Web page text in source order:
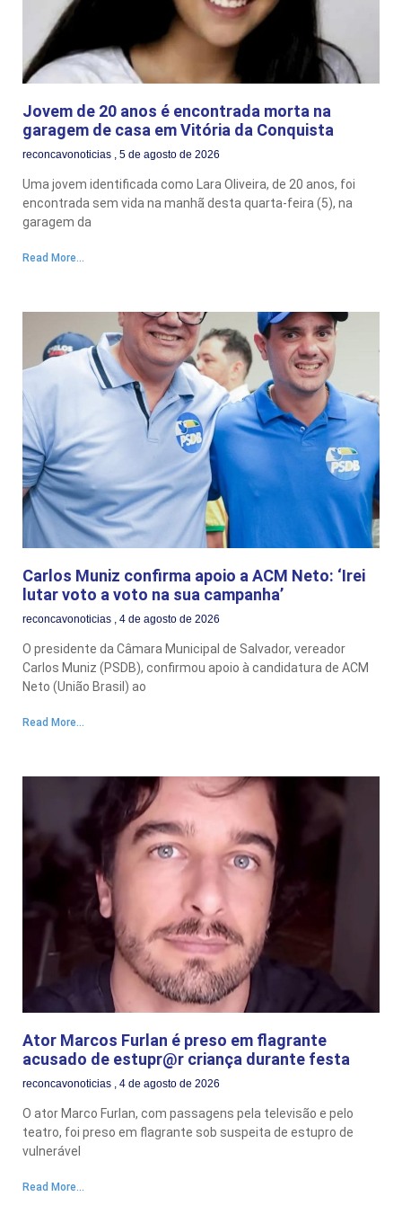
Jovem de 20 anos é encontrada morta na
garagem de casa em Vitória da Conquista
reconcavonoticias 5 de agosto de 2026
Uma jovem identificada como Lara Oliveira, de 20 anos, foi
encontrada sem vida na manhã desta quarta-feira (5), na
garagem da
Read More...
Carlos Muniz confirma apoio a ACM Neto: ‘Irei
lutar voto a voto na sua campanha’
reconcavonoticias 4 de agosto de 2026
O presidente da Câmara Municipal de Salvador, vereador
Carlos Muniz (PSDB), confirmou apoio à candidatura de ACM
Neto (União Brasil) ao
Read More...
Ator Marcos Furlan é preso em flagrante
acusado de estupr@r criança durante festa
reconcavonoticias 4 de agosto de 2026
O ator Marco Furlan, com passagens pela televisão e pelo
teatro, foi preso em flagrante sob suspeita de estupro de
vulnerável
Read More...